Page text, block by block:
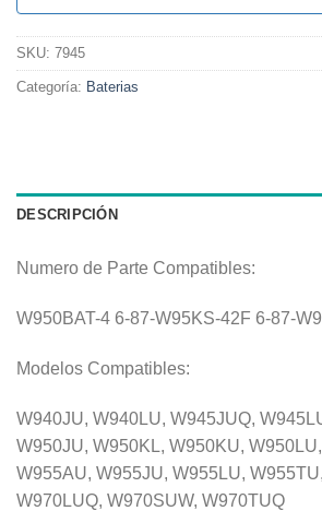
SKU: 7945
Categoría: Baterias
DESCRIPCIÓN
Numero de Parte Compatibles:
W950BAT-4 6-87-W95KS-42F 6-87-
Modelos Compatibles:
W940JU, W940LU, W945JUQ,
W950JU, W950KL, W950KU,
W955AU, W955JU, W955LU,
W970LUQ, W970SUW, W970TUQ